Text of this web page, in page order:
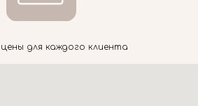
для каждого клиента